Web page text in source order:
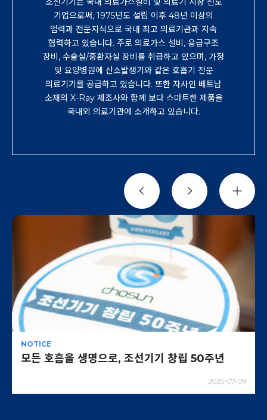
기업으로써, 1975년도 설립 이후 48년 이상의
업력과 전문지식으로 국내 최고 의료기관과 지속
협력하고 있습니다. 주로 의료가스 설비, 응급구조
장비, 수술실/중환자실 장비를 취급하고 있으며, 가정
및 요양병원에 산소발생기와 같은 호흡기 전문
의료기기를 공급하고 있습니다. 또한 자사인 베트남
소재의 X-Ray 제조사와 함께 보다 스마트한 제품을
국내외 의료기관에 소개하고 있습니다.
NOTICE
모든 호흡을 생명으로, 조선기기 창립 50주년
2025-07-09